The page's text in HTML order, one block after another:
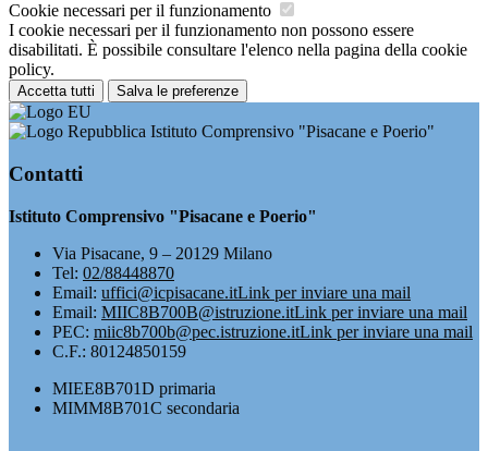
Cookie necessari per il funzionamento
I cookie necessari per il funzionamento non possono essere
disabilitati. È possibile consultare l'elenco nella pagina della cookie
policy.
Accetta tutti Salva le preferenze
Istituto Comprensivo "Pisacane e Poerio"
Contatti
Istituto Comprensivo "Pisacane e Poerio"
Via Pisacane, 9 – 20129 Milano
Tel: 02/88448870
Email: uffici@icpisacane.itLink per inviare una mail
Email: MIIC8B700B@istruzione.itLink per inviare una mail
PEC: miic8b700b@pec.istruzione.itLink per inviare una mail
C.F.: 80124850159
MIEE8B701D primaria
MIMM8B701C secondaria